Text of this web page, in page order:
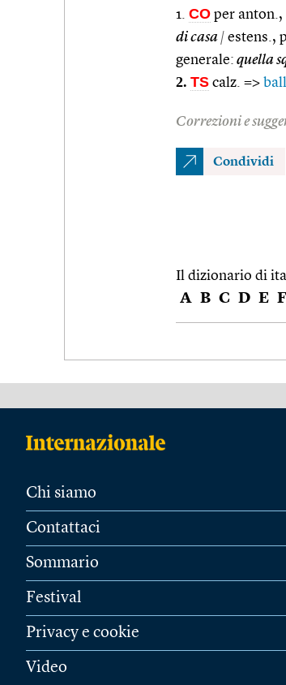
1. CO per
di casa | estens.,
generale: quella
2. TS calz. =>
Correzioni e
Condividi
Il dizionario di
A B C D E F
Chi siamo
Contattaci
Sommario
Festival
Privacy e cookie
Video